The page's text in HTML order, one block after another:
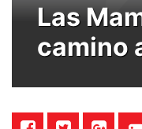
Las
camino